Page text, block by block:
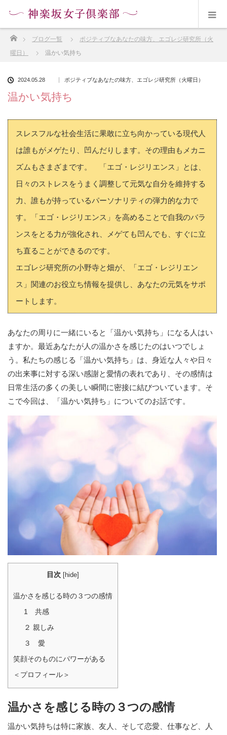
ブログ一覧
ポジティブなあなたの味方、エゴレジ研究所（火
曜日）
温かい気持ち
2024.05.28 ポジティブなあなたの味方、エゴレジ研究所（火曜日）
温かい気持ち
スレスフルな社会生活に果敢に立ち向かっている現代人
は誰もがメゲたり、凹んだりします。その理由もメカニ
ズムもさまざまです。 「エゴ・レジリエンス」とは、
日々のストレスをうまく調整して元気な自分を維持する
力、誰もが持っているパーソナリティの弾力的な力で
す。「エゴ・レジリエンス」を高めることで自我のバラ
ンスをとる力が強化され、メゲても凹んでも、すぐに立
ち直ることができるのです。
エゴレジ研究所の小野寺と畑が、「エゴ・レジリエン
ス」関連のお役立ち情報を提供し、あなたの元気をサポ
ートします。
あなたの周りに一緒にいると「温かい気持ち」になる人はい
ますか。最近あなたが人の温かさを感じたのはいつでしょ
う。私たちの感じる「温かい気持ち」は、身近な人々や日々
の出来事に対する深い感謝と愛情の表れであり、その感情は
日常生活の多くの美しい瞬間に密接に結びついています。そ
こで今回は、「温かい気持ち」についてのお話です。
目次 [hide]
温かさを感じる時の３つの感情
1 共感
２ 親しみ
３ 愛
笑顔そのものにパワーがある
＜プロフィール＞
温かさを感じる時の３つの感情
温かい気持ちは特に家族、友人、そして恋愛、仕事など、人